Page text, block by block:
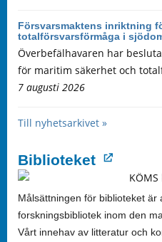
Försvarsmaktens inriktning
totalförsvarsförmåga i
Överbefälhavaren har
för maritim säkerhet och
7 augusti 2026
Till nyhetsarkivet »
Biblioteket
Målsättningen för biblioteket
forskningsbibliotek inom den
Vårt innehav av litteratur och